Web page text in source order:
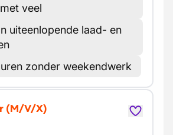
veel
uiteenlopende laad- en
zonder weekendwerk
(M/V/X)